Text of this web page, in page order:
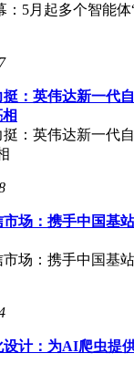
：5月起多个智能
：英伟达新一代
：英伟达新一代
场：携手中国基
场：携手中国基
设计：为AI爬虫提